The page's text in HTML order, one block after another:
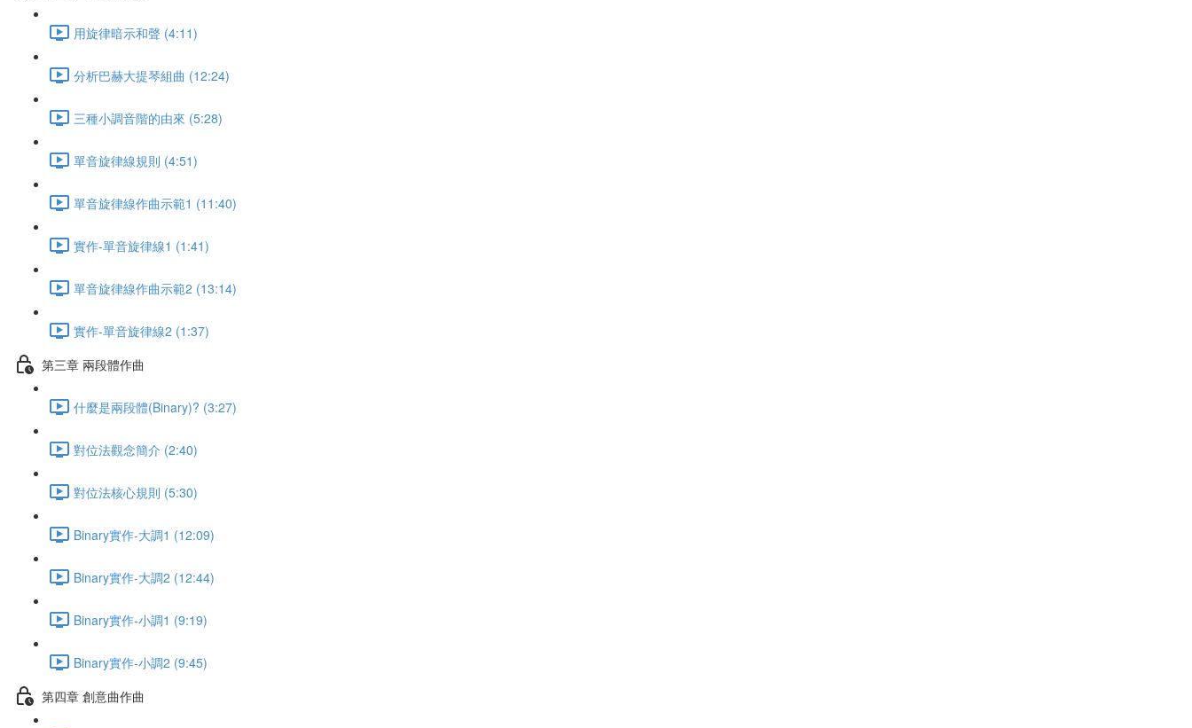
用旋律暗示和聲 (4:11)
分析巴赫大提琴組曲 (12:24)
三種小調音階的由來 (5:28)
單音旋律線規則 (4:51)
單音旋律線作曲示範1 (11:40)
實作-單音旋律線1 (1:41)
單音旋律線作曲示範2 (13:14)
實作-單音旋律線2 (1:37)
第三章 兩段體作曲
什麼是兩段體(Binary)? (3:27)
對位法觀念簡介 (2:40)
對位法核心規則 (5:30)
Binary實作-大調1 (12:09)
Binary實作-大調2 (12:44)
Binary實作-小調1 (9:19)
Binary實作-小調2 (9:45)
第四章 創意曲作曲